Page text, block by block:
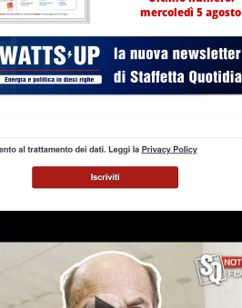
mercoledì 5 agosto